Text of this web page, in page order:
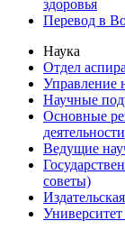
здоровья
Перевод в
Наука
Отдел
Управление
Научные
Основные
деятельности
Ведущие
советы)